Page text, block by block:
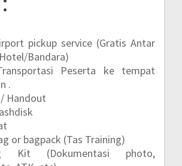
pickup service (Gratis Antar
Bandara)
Peserta ke tempat
.
Handout
or bagpack (Tas Training)
Kit (Dokumentasi photo,